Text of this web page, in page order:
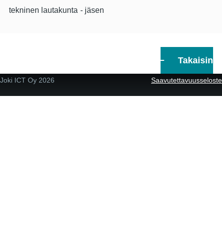
tekninen lautakunta jäsen
Takaisin
Joki ICT Oy 2026 Saavutettavuusseloste